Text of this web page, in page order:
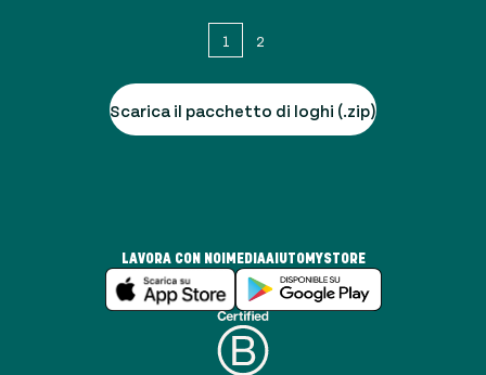
1 2
Scarica il pacchetto di loghi (.zip)
LAVORA CON NOI MEDIAAIUTOMYSTORE